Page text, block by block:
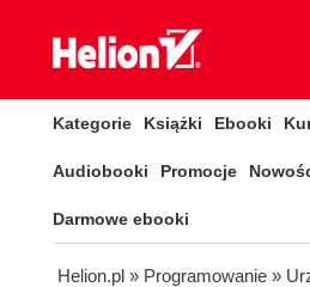
Kategorie Książki Ebooki
Audiobooki Promocje
Darmowe ebooki
Helion.pl » Programowanie »